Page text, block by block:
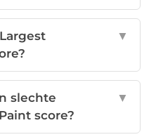
▼
slechte
score?
▼